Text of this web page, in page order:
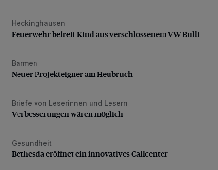
Feuerwehr befreit Kind aus verschlossenem VW Bulli
Heckinghausen
Feuerwehr befreit Kind aus verschlossenem VW Bulli
Neuer Projekteigner am Heubruch
Barmen
Neuer Projekteigner am Heubruch
Verbesserungen wären möglich
Briefe von Leserinnen und Lesern
Verbesserungen wären möglich
Bethesda eröffnet ein innovatives Callcenter
Gesundheit
Bethesda eröffnet ein innovatives Callcenter